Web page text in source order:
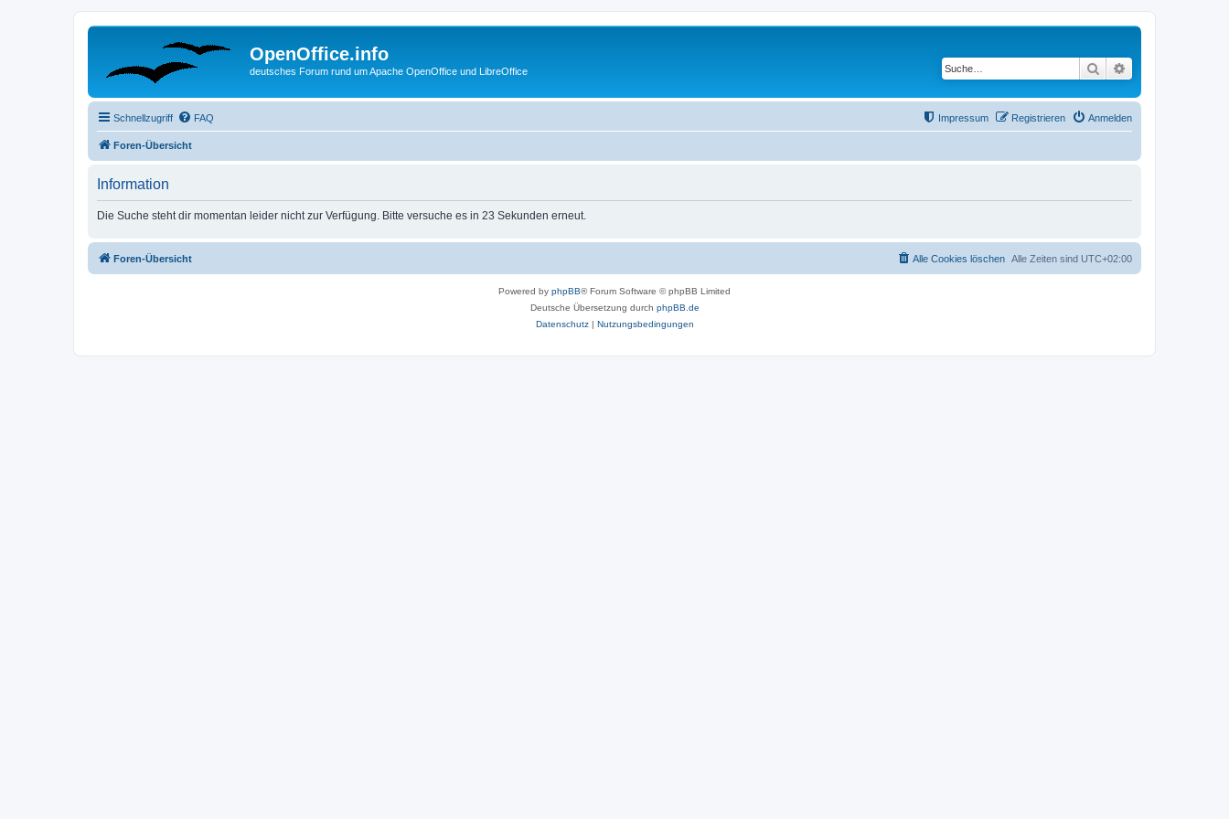
OpenOffice.info
deutsches Forum rund um Apache OpenOffice und LibreOffice Suche
Schnellzugriff FAQ Anmelden
Registrieren
Impressum
Foren-Übersicht
Information
Die Suche steht dir momentan leider nicht zur Verfügung. Bitte versuche es in 23 Sekunden erneut.
Foren-Übersicht Alle Zeiten sind UTC+02:00
Alle Cookies löschen
Powered by phpBB® Forum Software © phpBB Limited
Deutsche Übersetzung durch phpBB.de
Datenschutz| Nutzungsbedingungen